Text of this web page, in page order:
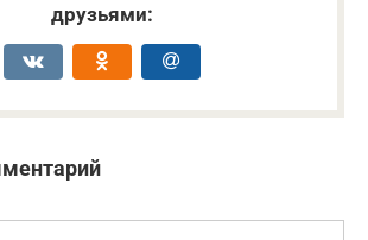
друзьями: